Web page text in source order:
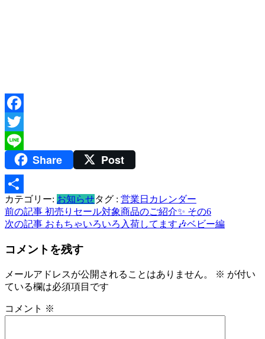
Facebook
Twitter
Line
Share Post
共
有
カテゴリー: お知らせタグ : 営業日カレンダー
投
稿
ナ
ビ
ゲ
ー
前の記事 初売りセール対象商品のご紹介✨ その6
次の記事 おもちゃいろいろ入荷してます🎶ベビー編
コメントを残す
メールアドレスが公開されることはありません。 ※ が付い
ている欄は必須項目です
コメント ※